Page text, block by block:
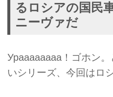
るロシアの国民
ニーヴァだ
Ураааааааа！ゴホン
いシリーズ、今回はロ